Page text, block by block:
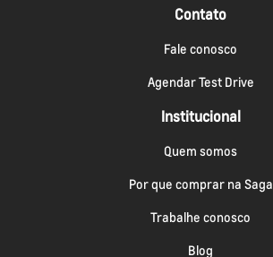
Contato
Fale conosco
Agendar Test Drive
Institucional
Quem somos
Por que comprar na Saga
Trabalhe conosco
Blog